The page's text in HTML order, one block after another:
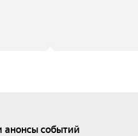
анонсы событий